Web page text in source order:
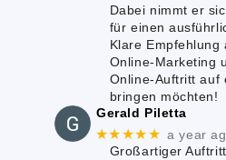
Dabei nimmt er
für einen
Klare Empfehlung
Online-Marketing
Online-Auftritt auf
bringen möchten!
Gerald Piletta
★★★★★ a year
Großartiger